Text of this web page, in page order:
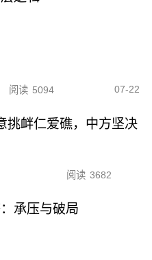
阅读 5094 07-22
挑衅仁爱礁，中方坚决
阅读 3682
承压与破局